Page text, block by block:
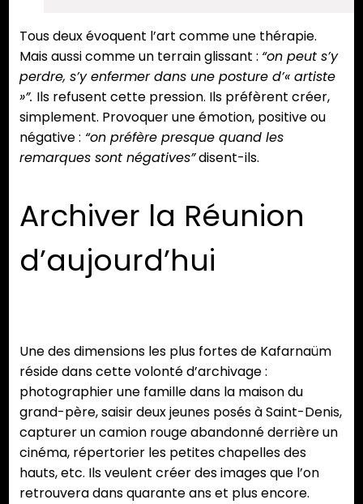
Tous deux évoquent l’art comme une thérapie.
Mais aussi comme un terrain glissant : “on peut s’y
perdre, s’y enfermer dans une posture d’« artiste
»”. Ils refusent cette pression. Ils préfèrent créer,
simplement. Provoquer une émotion, positive ou
négative : “on préfère presque quand les
remarques sont négatives”disent-ils.
Archiver la Réunion
d’aujourd’hui
Une des dimensions les plus fortes de Kafarnaüm
réside dans cette volonté d’archivage :
photographier une famille dans la maison du
grand-père, saisir deux jeunes posés à Saint-Denis,
capturer un camion rouge abandonné derrière un
cinéma, répertorier les petites chapelles des
hauts, etc. Ils veulent créer des images que l’on
retrouvera dans quarante ans et plus encore.